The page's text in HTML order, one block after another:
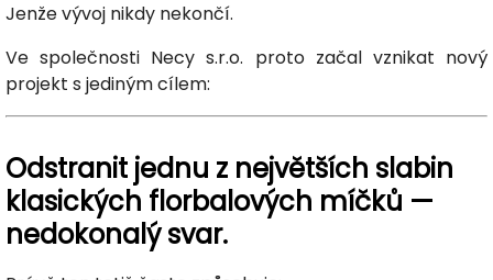
Jenže vývoj nikdy nekončí.
Ve společnosti Necy s.r.o. proto začal vznikat nový
projekt s jediným cílem:
Odstranit jednu z největších slabin
klasických florbalových míčků —
nedokonalý svar.